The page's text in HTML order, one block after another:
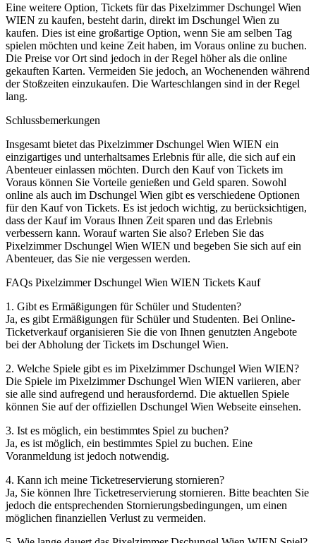
Eine weitere Option, Tickets für das Pixelzimmer Dschungel Wien
WIEN zu kaufen, besteht darin, direkt im Dschungel Wien zu
kaufen. Dies ist eine großartige Option, wenn Sie am selben Tag
spielen möchten und keine Zeit haben, im Voraus online zu buchen.
Die Preise vor Ort sind jedoch in der Regel höher als die online
gekauften Karten. Vermeiden Sie jedoch, an Wochenenden während
der Stoßzeiten einzukaufen. Die Warteschlangen sind in der Regel
lang.
Schlussbemerkungen
Insgesamt bietet das Pixelzimmer Dschungel Wien WIEN ein
einzigartiges und unterhaltsames Erlebnis für alle, die sich auf ein
Abenteuer einlassen möchten. Durch den Kauf von Tickets im
Voraus können Sie Vorteile genießen und Geld sparen. Sowohl
online als auch im Dschungel Wien gibt es verschiedene Optionen
für den Kauf von Tickets. Es ist jedoch wichtig, zu berücksichtigen,
dass der Kauf im Voraus Ihnen Zeit sparen und das Erlebnis
verbessern kann. Worauf warten Sie also? Erleben Sie das
Pixelzimmer Dschungel Wien WIEN und begeben Sie sich auf ein
Abenteuer, das Sie nie vergessen werden.
FAQs Pixelzimmer Dschungel Wien WIEN Tickets Kauf
1. Gibt es Ermäßigungen für Schüler und Studenten?
Ja, es gibt Ermäßigungen für Schüler und Studenten. Bei Online-
Ticketverkauf organisieren Sie die von Ihnen genutzten Angebote
bei der Abholung der Tickets im Dschungel Wien.
2. Welche Spiele gibt es im Pixelzimmer Dschungel Wien WIEN?
Die Spiele im Pixelzimmer Dschungel Wien WIEN variieren, aber
sie alle sind aufregend und herausfordernd. Die aktuellen Spiele
können Sie auf der offiziellen Dschungel Wien Webseite einsehen.
3. Ist es möglich, ein bestimmtes Spiel zu buchen?
Ja, es ist möglich, ein bestimmtes Spiel zu buchen. Eine
Voranmeldung ist jedoch notwendig.
4. Kann ich meine Ticketreservierung stornieren?
Ja, Sie können Ihre Ticketreservierung stornieren. Bitte beachten Sie
jedoch die entsprechenden Stornierungsbedingungen, um einen
möglichen finanziellen Verlust zu vermeiden.